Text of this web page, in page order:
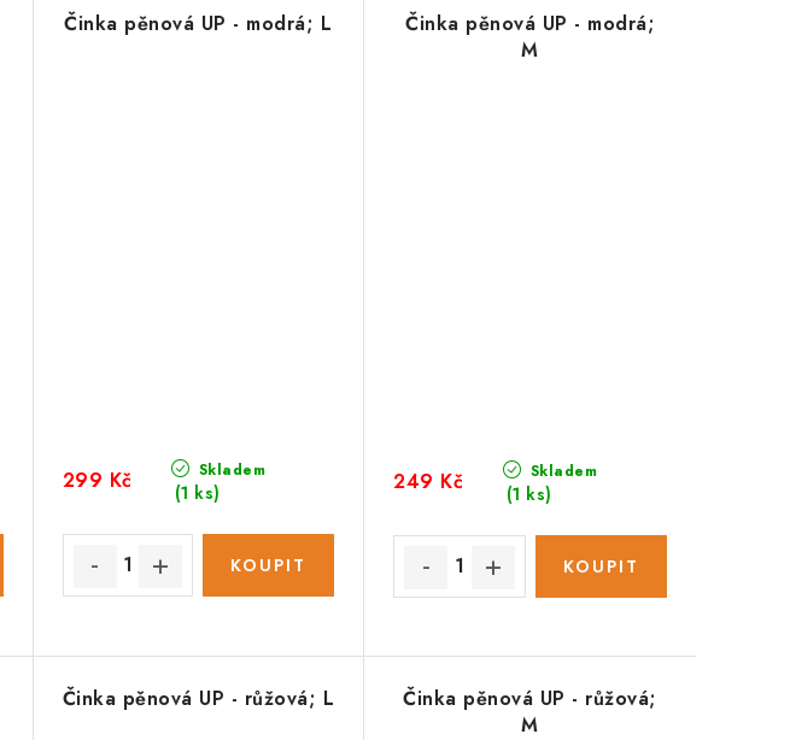
Činka pěnová UP - modrá; L
Skladem
(1 ks)
299 Kč
Činka pěnová UP - modrá;
M
Skladem
(1 ks)
249 Kč
Činka pěnová UP - růžová; L
Činka pěnová UP - růžová;
M